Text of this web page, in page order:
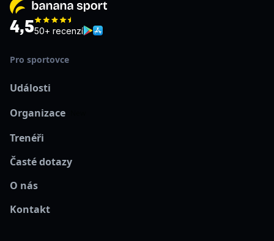
4,550+ recenzí
Pro sportovce
Události
Organizace
Trenéři
Časté dotazy
O nás
Kontakt